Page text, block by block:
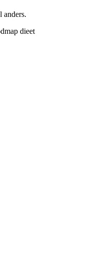
anders.
dieet